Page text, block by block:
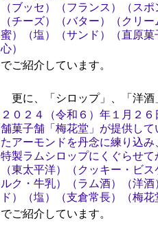
（ブッセ）（フランス）（ス
（チーズ）（バター）（クリ
蜜）（塩）（サンド）（直原
心）
でご紹介しています。
更に、「シロップ」、「洋酒
２０２４（令和６）年１月２
舗菓子舗「梅花堂」が提供し
たアーモンドを丹念に練り込
特製ラムシロップにくぐらせて
（東太平洋）（クッキー・ビ
ルク・牛乳）（ラム酒）（洋
ド）（塩）（支倉常長）（梅
でご紹介しています。